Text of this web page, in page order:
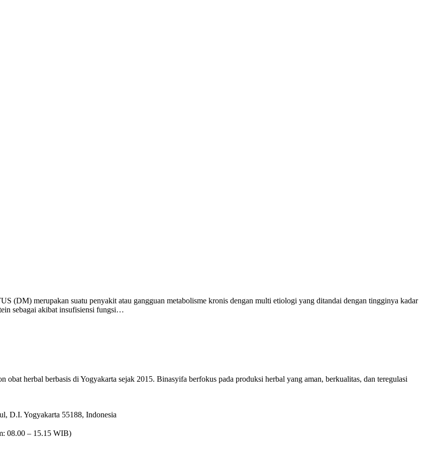
merupakan suatu penyakit atau gangguan metabolisme kronis dengan multi etiologi yang ditandai dengan tingginya kadar
sebagai akibat insufisiensi fungsi…
herbal berbasis di Yogyakarta sejak 2015. Binasyifa berfokus pada produksi herbal yang aman, berkualitas, dan teregulasi
D.I. Yogyakarta 55188, Indonesia
08.00 – 15.15 WIB)